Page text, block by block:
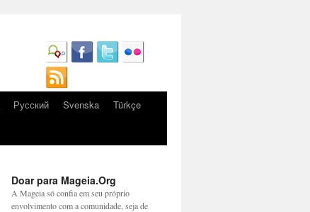
Русский Svenska
Türkçe
Doar para Mageia.Org
A Mageia só confia em seu próprio
envolvimento com a comunidade, seja de